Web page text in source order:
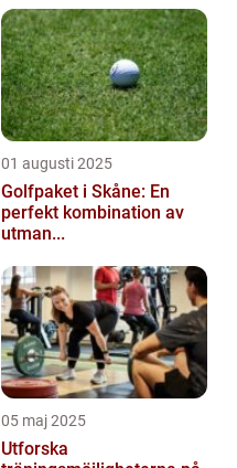
01 augusti 2025
Golfpaket i Skåne: En
perfekt kombination av
utman...
05 maj 2025
Utforska